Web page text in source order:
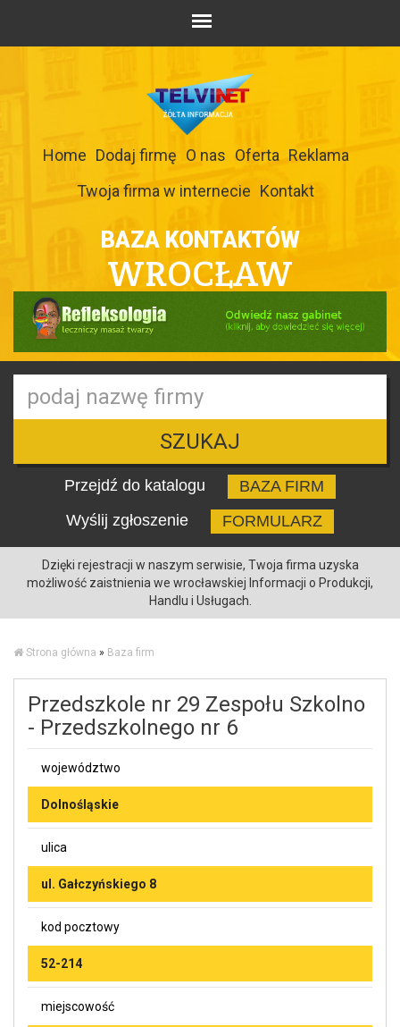
Home Dodaj firmę O nas Oferta Reklama
Twoja firma w internecie Kontakt
BAZA KONTAKTÓW
WROCŁAW
SZUKAJ
Przejdź do katalogu
BAZA FIRM
Wyślij zgłoszenie
FORMULARZ
Dzięki rejestracji w naszym serwisie, Twoja firma uzyska
możliwość zaistnienia we wrocławskiej Informacji o Produkcji,
Handlu i Usługach.
Strona główna » Baza firm
Przedszkole nr 29 Zespołu Szkolno
- Przedszkolnego nr 6
województwo
Dolnośląskie
ulica
ul. Gałczyńskiego 8
kod pocztowy
52-214
miejscowość